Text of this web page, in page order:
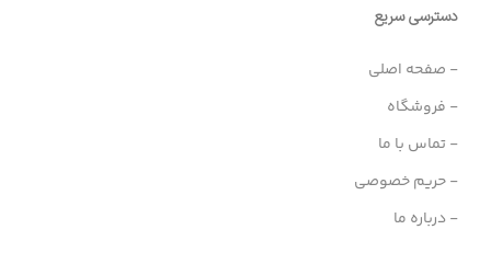
دسترسی سریع
- صفحه اصلی
- فروشگاه
- تماس با ما
- حریم خصوصی
- درباره ما